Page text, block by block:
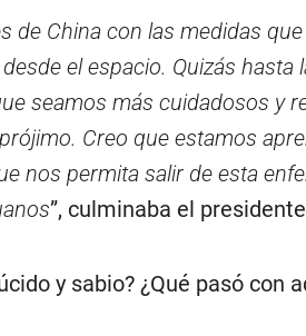
de China con las medidas
el espacio. Quizás
seamos más cuidadosos y
Creo que estamos
nos permita salir de esta
”, culminaba el
y sabio? ¿Qué pasó